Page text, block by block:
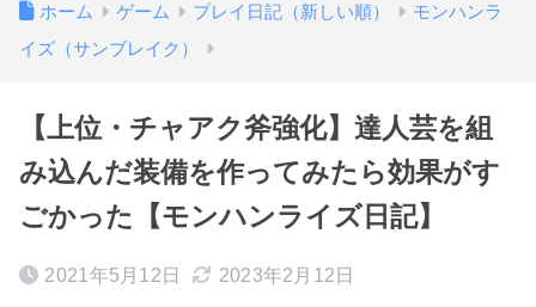
ホーム ゲーム プレイ日記（新しい順）
モンハンラ
イズ（サンブレイク）
【上位・チャアク斧強化】達人芸を組
み込んだ装備を作ってみたら効果がす
ごかった【モンハンライズ日記】
2021年5月12日 2023年2月12日